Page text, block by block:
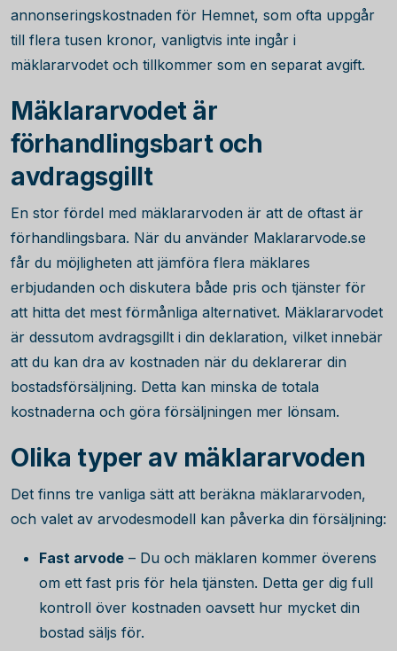
annonseringskostnaden för Hemnet, som ofta uppgår
till flera tusen kronor, vanligtvis inte ingår i
mäklararvodet och tillkommer som en separat avgift.
Mäklararvodet är
förhandlingsbart och
avdragsgillt
En stor fördel med mäklararvoden är att de oftast är
förhandlingsbara. När du använder Maklararvode.se
får du möjligheten att jämföra flera mäklares
erbjudanden och diskutera både pris och tjänster för
att hitta det mest förmånliga alternativet. Mäklararvodet
är dessutom avdragsgillt i din deklaration, vilket innebär
att du kan dra av kostnaden när du deklarerar din
bostadsförsäljning. Detta kan minska de totala
kostnaderna och göra försäljningen mer lönsam.
Olika typer av mäklararvoden
Det finns tre vanliga sätt att beräkna mäklararvoden,
och valet av arvodesmodell kan påverka din försäljning:
Fast arvode – Du och mäklaren kommer överens
om ett fast pris för hela tjänsten. Detta ger dig full
kontroll över kostnaden oavsett hur mycket din
bostad säljs för.